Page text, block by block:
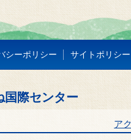
シーポリシー サイトポリシー
国際センター
ア